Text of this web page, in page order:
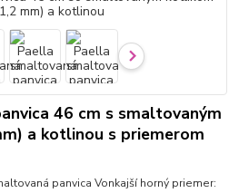
46 cm s smaltovaným
a kotlinou s priemerom
panvica Vonkajší horný priemer: